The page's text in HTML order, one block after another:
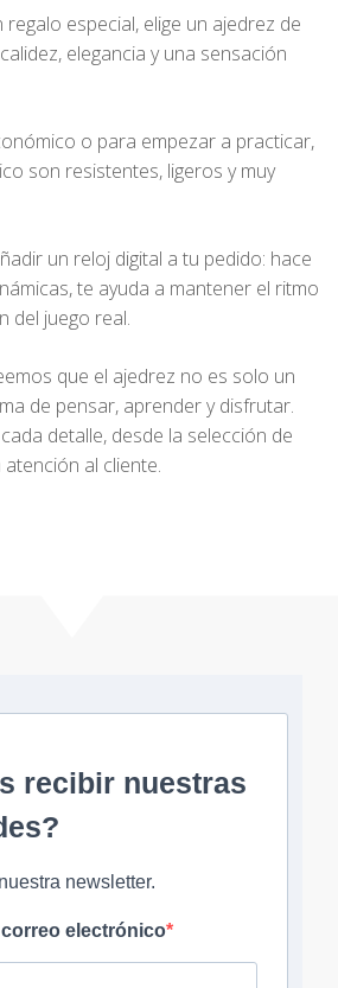
regalo especial, elige un ajedrez de
elegancia y una sensación
o para empezar a practicar,
son resistentes, ligeros y muy
un reloj digital a tu pedido: hace
te ayuda a mantener el ritmo
del juego real.
que el ajedrez no es solo un
de pensar, aprender y disfrutar.
detalle, desde la selección de
al cliente.
recibir nuestras
newsletter.
electrónico